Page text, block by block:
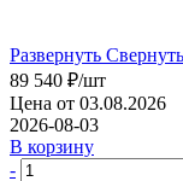
Развернуть Свернуть
89 540 ₽/шт
Цена от 03.08.2026
2026-08-03
В корзину
-